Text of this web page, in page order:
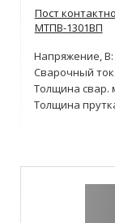
Пост
МТПВ-1301ВП
Напряжение, В:
Сварочный ток:
Толщина свар.
Толщина